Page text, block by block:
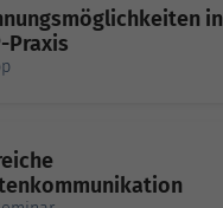
in
Praxis